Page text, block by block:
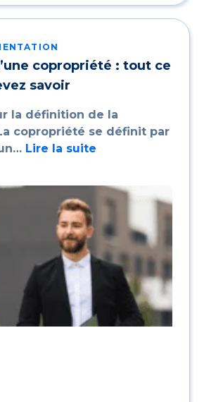
copropriété : tout ce
savoir
la définition de la
copropriété se définit par
Lire la suite